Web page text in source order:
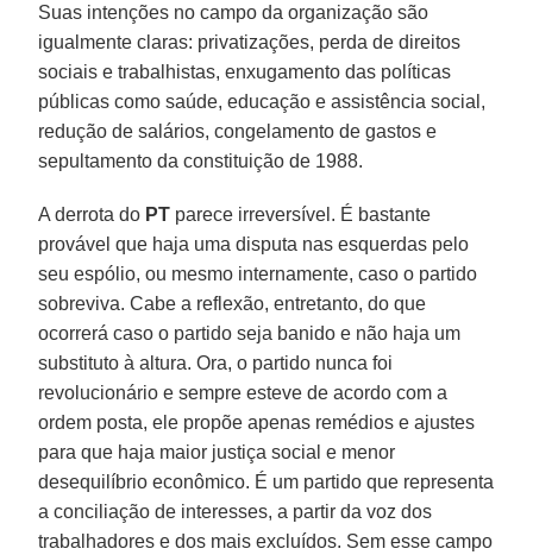
Suas intenções no campo da organização são
igualmente claras: privatizações, perda de direitos
sociais e trabalhistas, enxugamento das políticas
públicas como saúde, educação e assistência social,
redução de salários, congelamento de gastos e
sepultamento da constituição de 1988.
A derrota do PT parece irreversível. É bastante
provável que haja uma disputa nas esquerdas pelo
seu espólio, ou mesmo internamente, caso o partido
sobreviva. Cabe a reflexão, entretanto, do que
ocorrerá caso o partido seja banido e não haja um
substituto à altura. Ora, o partido nunca foi
revolucionário e sempre esteve de acordo com a
ordem posta, ele propõe apenas remédios e ajustes
para que haja maior justiça social e menor
desequilíbrio econômico. É um partido que representa
a conciliação de interesses, a partir da voz dos
trabalhadores e dos mais excluídos. Sem esse campo